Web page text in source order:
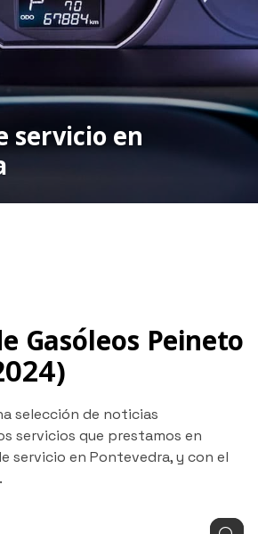
servicio en
Gasóleos Peineto
selección de noticias
servicios que prestamos en
servicio en Pontevedra, y con el